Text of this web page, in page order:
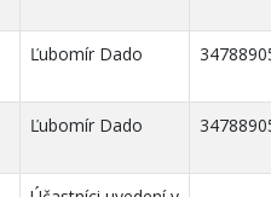
Ľubomír Dado
Ľubomír Dado